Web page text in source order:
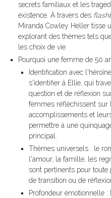
secrets familiaux et les
existence. À travers des
Miranda Cowley Heller tisse
explorant des thèmes tels
les choix de vie.
Pourquoi une femme de 50
Identification avec
s'identifier à Ellie, qui
question et de réflexion
femmes réfléchissent sur
accomplissements et
permettre à une
principal.
Thèmes universels : le
l'amour, la famille, les
sont pertinents pour toute
de transition ou de
Profondeur émotionnelle